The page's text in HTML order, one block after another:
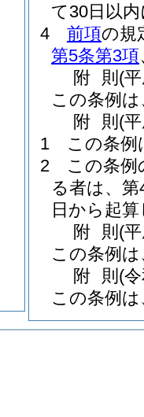
て30日以
4
前項の規
第5条第3項
附 則 (
この条例
附 則 (
1
この条例
2
この条例
る者は、
日から起
附 則 (
この条例
附 則 (
この条例